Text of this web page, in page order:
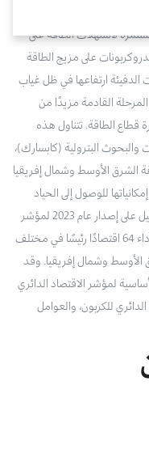
السكانية، وارتفاع معدلات
لاستهلاك الطاقة على
على مزيج الطاقة
الدفيئة ارتفاعها في ظل غياب
القادمة مزيدًا من
قطاع الطاقة. تتناول هذه
والبحوث البترولية (كابسارك)،
الشرق الأوسط وشمال إفريقيا
للوصول إلى الحياد
الكربوني بحلول منتصف القرن. يعتمد هذا التحليل على إصدار عام 2023 لمؤشر
كابسارك للاقتصاد الدائري للكربون، الذي يقارن أداء 64 اقتصادًا رئيسًا في مختلف
منطقة الشرق الأوسط وشمال إفريقيا. وقد
لمؤشر الاقتصاد الدائري
للكربون، والعوامل